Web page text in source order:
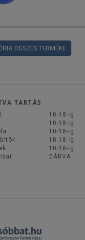
ÖSSZES TERMÉKE
TARTÁS
10-18-ig
10-18-ig
10-18-ig
10-18-ig
10-18-ig
ZÁRVA